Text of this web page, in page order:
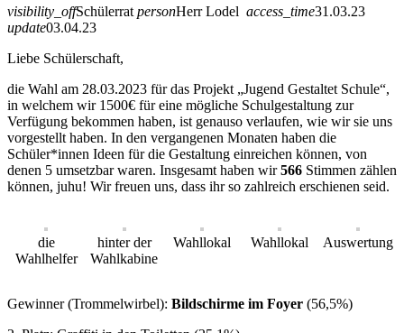
visibility_offSchülerrat personHerr Lodel access_time31.03.23
update03.04.23
Liebe Schülerschaft,
die Wahl am 28.03.2023 für das Projekt „Jugend Gestaltet Schule“,
in welchem wir 1500€ für eine mögliche Schulgestaltung zur
Verfügung bekommen haben, ist genauso verlaufen, wie wir sie uns
vorgestellt haben. In den vergangenen Monaten haben die
Schüler*innen Ideen für die Gestaltung einreichen können, von
denen 5 umsetzbar waren. Insgesamt haben wir566 Stimmen zählen
können, juhu! Wir freuen uns, dass ihr so zahlreich erschienen seid.
die
Wahlhelfer
hinter der
Wahlkabine
Wahllokal Wahllokal Auswertung
Gewinner (Trommelwirbel): Bildschirme im Foyer (56,5%)